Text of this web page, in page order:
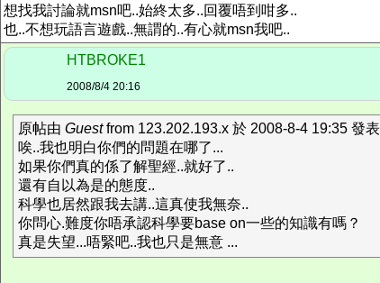
想找我討論就msn吧..始終太多..回覆唔到咁多..
也..不想玩語言遊戲..無謂的..有心就msn我吧..
HTBROKE1
2008/8/4 20:16
原帖由 Guestfrom 123.202.193.x 於 2008-8-4 19:35 發表
唉..我也明白你們的問題在哪了...
如果你們真的係了解聖經..就好了..
還有自以為是的態度..
科學也居然跟我去講..這真使我無奈..
你問心.難度你唔承認科學要base on一些的知識有嗎？
真是失望...唔緊吧..我也只是無意 ...